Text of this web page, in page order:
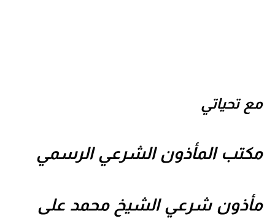
مع تحياتي
مكتب المأذون الشرعي الرسمي
مأذون شرعي الشيخ محمد على